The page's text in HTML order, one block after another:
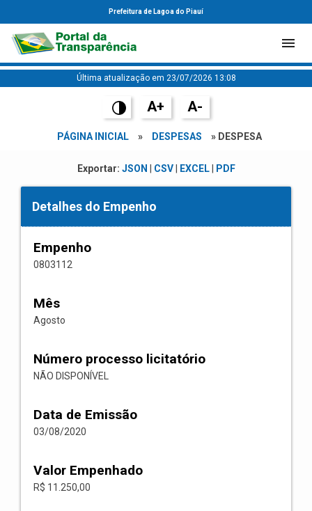
Prefeitura de Lagoa do Piauí
Última atualização em 23/07/2026 13:08
A+ A-
PÁGINA INICIAL » DESPESAS » DESPESA
Exportar: JSON CSV| EXCEL| PDF
Detalhes do Empenho
Empenho
0803112
Mês
Agosto
Número processo licitatório
NÃO DISPONÍVEL
Data de Emissão
03/08/2020
Valor Empenhado
R$ 11.250,00